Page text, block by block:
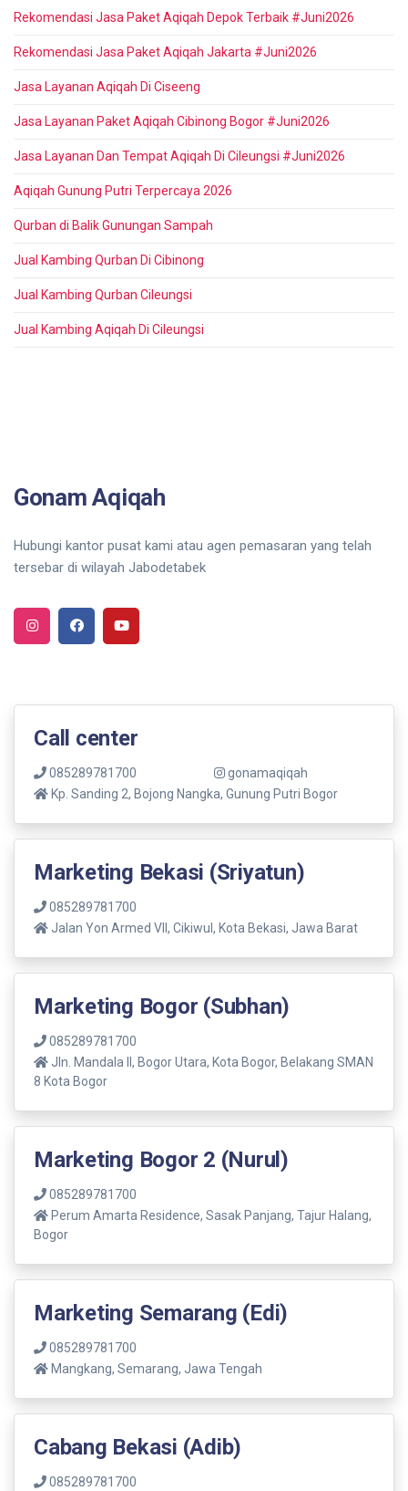
Rekomendasi Jasa Paket Aqiqah Depok Terbaik #Juni2026
Rekomendasi Jasa Paket Aqiqah Jakarta #Juni2026
Jasa Layanan Aqiqah Di Ciseeng
Jasa Layanan Paket Aqiqah Cibinong Bogor #Juni2026
Jasa Layanan Dan Tempat Aqiqah Di Cileungsi #Juni2026
Aqiqah Gunung Putri Terpercaya 2026
Qurban di Balik Gunungan Sampah
Jual Kambing Qurban Di Cibinong
Jual Kambing Qurban Cileungsi
Jual Kambing Aqiqah Di Cileungsi
Gonam Aqiqah
Hubungi kantor pusat kami atau agen pemasaran yang telah
tersebar di wilayah Jabodetabek
Call center
085289781700
gonamaqiqah
Kp. Sanding 2, Bojong Nangka, Gunung Putri Bogor
Marketing Bekasi (Sriyatun)
085289781700
Jalan Yon Armed VII, Cikiwul, Kota Bekasi, Jawa Barat
Marketing Bogor (Subhan)
085289781700
Jln. Mandala ll, Bogor Utara, Kota Bogor, Belakang SMAN
8 Kota Bogor
Marketing Bogor 2 (Nurul)
085289781700
Perum Amarta Residence, Sasak Panjang, Tajur Halang,
Bogor
Marketing Semarang (Edi)
085289781700
Mangkang, Semarang, Jawa Tengah
Cabang Bekasi (Adib)
085289781700